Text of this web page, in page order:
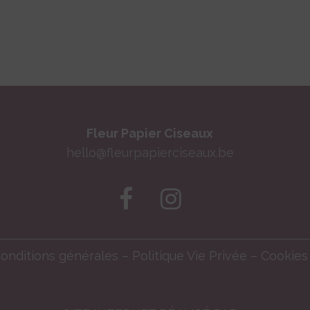
Fleur Papier Ciseaux
hello@fleurpapierciseaux.be
générales – Politique Vie Privée – Cookies